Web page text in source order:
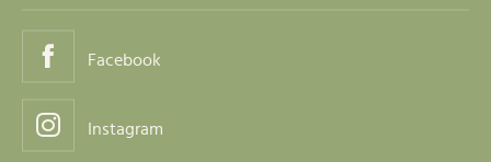
Facebook
Instagram